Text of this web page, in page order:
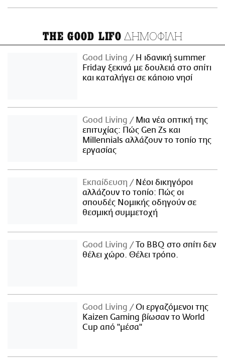
THE GOOD LIFO ΔΗΜΟΦΙΛΗ
Good Living
Η ιδανική summer
Friday ξεκινά με δουλειά στο σπίτι
και καταλήγει σε κάποιο νησί
Good Living
Μια νέα οπτική της
επιτυχίας: Πώς Gen Zs και
Millennials αλλάζουν το τοπίο της
εργασίας
Εκπαίδευση
Νέοι δικηγόροι
αλλάζουν το τοπίο: Πώς οι
σπουδές Νομικής οδηγούν σε
θεσμική συμμετοχή
Good Living
Το BBQ στο σπίτι δεν
θέλει χώρο. Θέλει τρόπο.
Good Living
Οι εργαζόμενοι της
Kaizen Gaming βίωσαν το World
Cup από "μέσα"